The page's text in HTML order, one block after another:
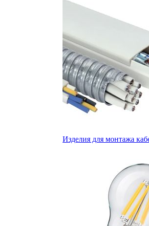
Изделия для монтажа